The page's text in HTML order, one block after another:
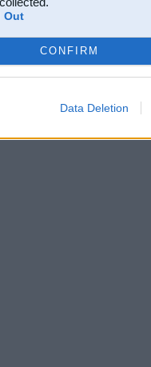
Out
CONFIRM
Data Deletion